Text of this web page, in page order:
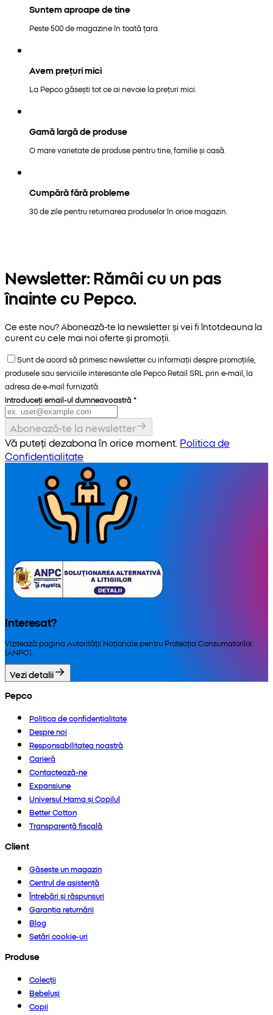
Suntem aproape de tine
Peste 500 de magazine în toată țara.
Avem prețuri mici
La Pepco găsești tot ce ai nevoie la prețuri mici.
Gamă largă de produse
O mare varietate de produse pentru tine, familie și casă.
Cumpără fără probleme
30 de zile pentru returnarea produselor în orice magazin.
Newsletter: Rămâi cu un pas
înainte cu Pepco.
Ce este nou? Abonează-te la newsletter și vei fi întotdeauna la
curent cu cele mai noi oferte și promoții.
Sunt de acord să primesc newsletter cu informații despre promoțiile,
produsele sau serviciile interesante ale Pepco Retail SRL prin e-mail, la
adresa de e-mail furnizată.
Introduceți email-ul dumneavoastră *
Abonează-te la newsletter
Vă puteți dezabona în orice moment. Politica de
Confidențialitate
Interesat?
Vizitează pagina Autorității Naționale pentru Protecția Consumatorilor
(ANPC).
Vezi detalii
Pepco
Politica de confidențialitate
Despre noi
Responsabilitatea noastră
Carieră
Contactează-ne
Expansiune
Universul Mama și Copilul
Better Cotton
Transparență fiscală
Client
Găsește un magazin
Centrul de asistență
Întrebări și răspunsuri
Garanția returnării
Blog
Setări cookie-uri
Produse
Colecții
Bebeluși
Copii